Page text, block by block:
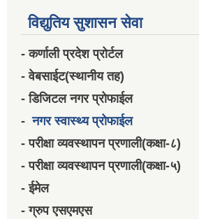
विद्युतिय सुशासन सेवा
- कर्णाली प्रदेश प्रोर्टल
- वेबसाईट(स्थानीय तह)
- डिजिटल नगर प्रोफाईल
-नगर स्वास्थ्य प्रोफाईल
- परीक्षा व्यवस्थापन प्रणाली(कक्षा-८)
- परीक्षा व्यवस्थापन प्रणाली(कक्षा-५)
- ईमेल
- ग्रुप एसएमएस